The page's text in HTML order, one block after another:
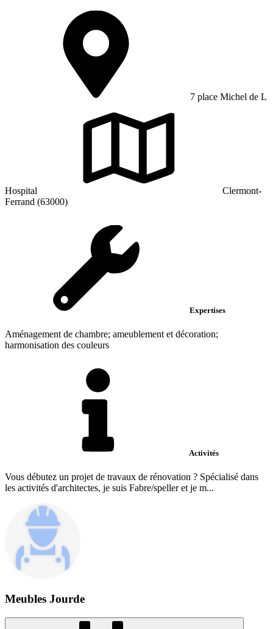
7 place Michel de L
Hospital
Clermont-
Ferrand (63000)
Expertises
Aménagement de chambre; ameublement et décoration;
harmonisation des couleurs
Activités
Vous débutez un projet de travaux de rénovation ? Spécialisé dans
les activités d'architectes, je suis Fabre/speller et je m...
Meubles Jourde